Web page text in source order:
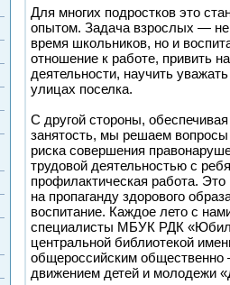
Для многих подростков это
опытом. Задача взрослых — не
время школьников, но и
отношение к работе, привить
деятельности, научить
улицах поселка.
С другой стороны,
занятость, мы решаем
риска совершения
трудовой деятельностью с
профилактическая работа.
на пропаганду здорового
воспитание. Каждое лето с
специалисты МБУК РДК
центральной библиотекой
общероссийским общественно
движением детей и молодежи